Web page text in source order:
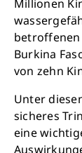
Millionen
betroffenen
Burkina
von zehn
Unter
sicheres
eine